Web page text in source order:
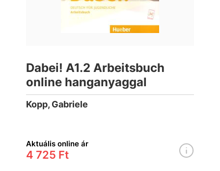
Dabei! A1.2 Arbeitsbuch
online hanganyaggal
Kopp, Gabriele
Aktuális online ár
4 725 Ft